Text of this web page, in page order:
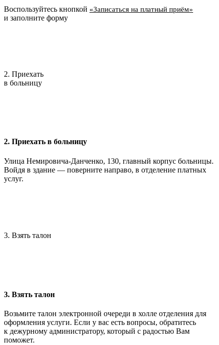
Воспользуйтесь кнопкой «Записаться на платный приём»
и заполните форму
2. Приехать
в больницу
2. Приехать в больницу
Улица Немировича-Данченко, 130, главный корпус больницы.
Войдя в здание — поверните направо, в отделение платных
услуг.
3. Взять талон
3. Взять талон
Возьмите талон электронной очереди в холле отделения для
оформления услуги. Если у вас есть вопросы, обратитесь
к дежурному администратору, который с радостью Вам
поможет.